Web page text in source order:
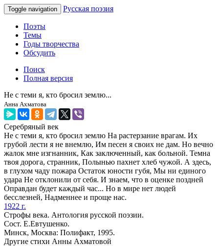
Toggle navigation Русская поэзия
Поэты
Темы
Годы творчества
Обсудить
Поиск
Полная версия
Не с теми я, кто бросил землю...
Анна Ахматова
Серебряный век
Не с теми я, кто бросил землю На растерзание врагам. Их
грубой лести я не внемлю, Им песен я своих не дам. Но вечно
жалок мне изгнанник, Как заключенный, как больной. Темна
твоя дорога, странник, Полынью пахнет хлеб чужой. А здесь,
в глухом чаду пожара Остаток юности губя, Мы ни единого
удара Не отклонили от себя. И знаем, что в оценке поздней
Оправдан будет каждый час... Но в мире нет людей
бесслезней, Надменнее и проще нас.
1922 г.
Строфы века. Антология русской поэзии.
Сост. Е.Евтушенко.
Минск, Москва: Полифакт, 1995.
Другие стихи Анны Ахматовой